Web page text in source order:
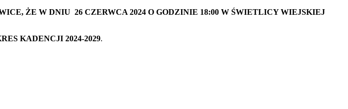
ŻE W DNIU 26 CZERWCA 2024 O GODZINIE 18:00 W ŚWIETLICY WIEJSKIEJ
KADENCJI 2024-2029.